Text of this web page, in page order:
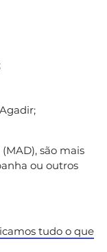
são mais
ou outros
tudo o que